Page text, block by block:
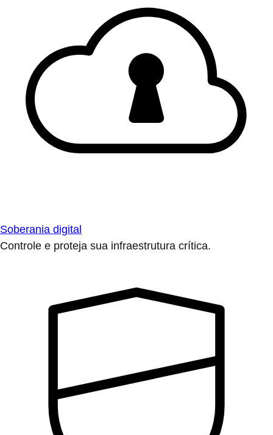
Soberania digital
Controle e proteja sua infraestrutura crítica.